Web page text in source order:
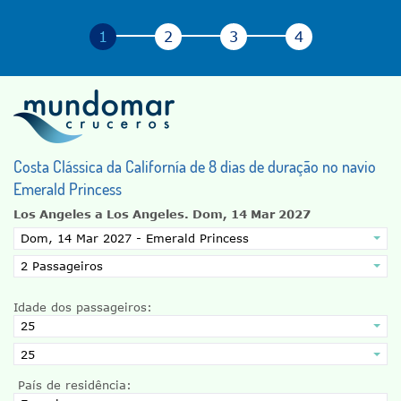
Costa Clássica da Californía de 8 dias de duração no navio
Emerald Princess
Los Angeles a Los Angeles. Dom, 14 Mar 2027
Idade dos passageiros:
País de residência: